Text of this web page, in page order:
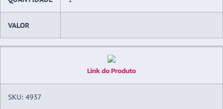
VALOR
Link do Produto
SKU: 4937